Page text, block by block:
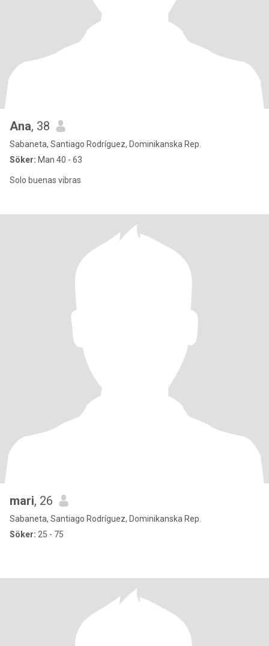
Ana, 38
Sabaneta, Santiago Rodríguez, Dominikanska Rep.
Söker: Man 40 - 63
Solo buenas vibras
mari, 26
Sabaneta, Santiago Rodríguez, Dominikanska Rep.
Söker: 25 - 75